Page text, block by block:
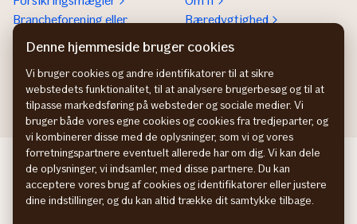
Brancheforening eller
organisation
If vejhjælp Europa
Bliv partner
Bæredygtighed
If företagsförsäkring SE
If yritysvakuutus FI
If bedriftsforsikring NO
Denne hjemmeside bruger cookies
Vi bruger cookies og andre identifikatorer til at sikre
webstedets funktionalitet, til at analysere brugerbesøg og til at
tilpasse markedsføring på websteder og sociale medier. Vi
bruger både vores egne cookies og cookies fra tredjeparter, og
vi kombinerer disse med de oplysninger, som vi og vores
forretningspartnere eventuelt allerede har om dig. Vi kan dele
de oplysninger, vi indsamler, med disse partnere. Du kan
acceptere vores brug af cookies og identifikatorer eller justere
dine indstillinger, og du kan altid trække dit samtykke tilbage.